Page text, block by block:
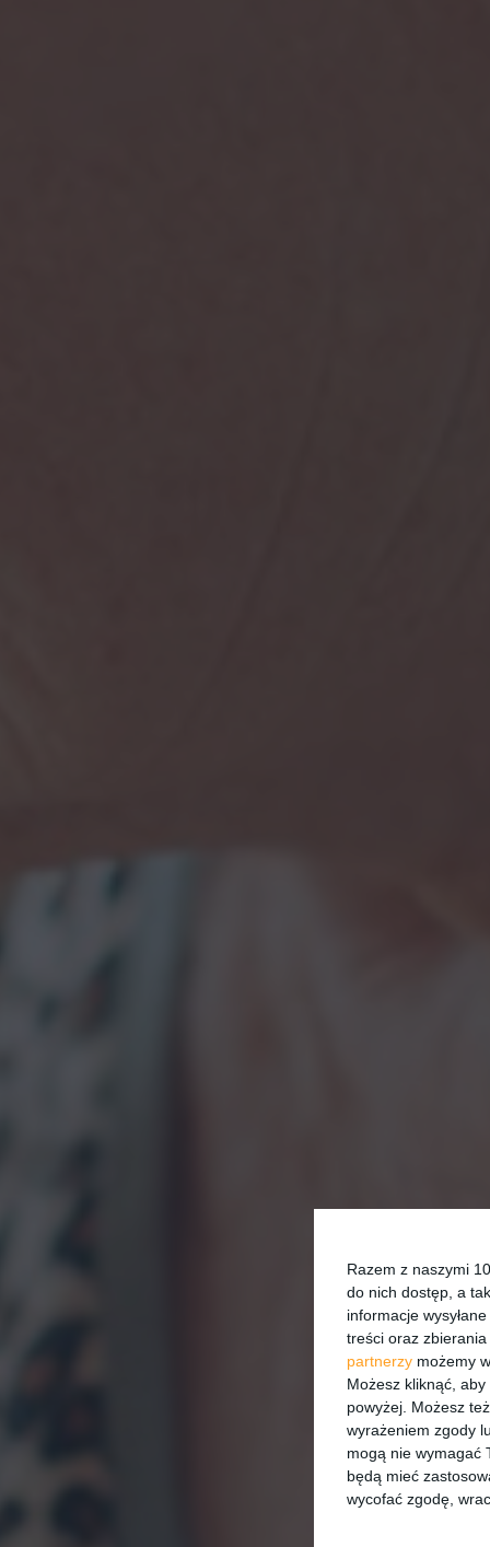
Razem z naszymi
do nich dostęp, a
informacje
treści oraz
partnerzy możemy
Możesz kliknąć,
powyżej. Możesz
wyrażeniem zgody
mogą nie wymagać
będą mieć
wycofać zgodę,